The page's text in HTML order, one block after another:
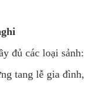
đủ các loại sảnh:
tang lễ gia đình,